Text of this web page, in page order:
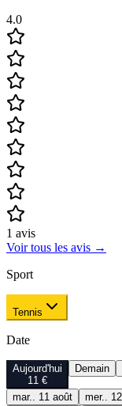
4.0
1 avis
Voir tous les avis →
Sport
Tennis
Date
Aujourd'hui
11 €
Demain
mar.. 11 août mer..